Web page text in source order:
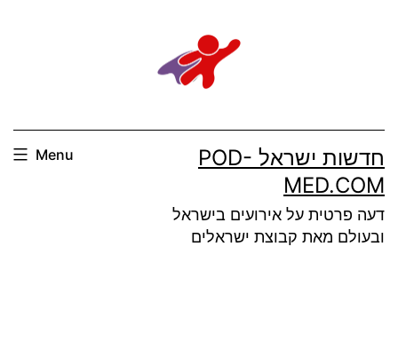
חדשות ישראל POD-
MED.COM
דעה פרטית על אירועים בישראל
ובעולם מאת קבוצת ישראלים
Menu